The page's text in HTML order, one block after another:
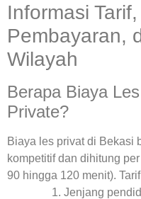
Informasi
Pembayaran,
Wilayah
Berapa Biaya
Private?
Biaya les privat di Bekasi
kompetitif dan dihitung
90 hingga 120 menit).
Jenjang